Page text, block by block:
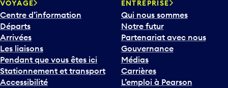
VOYAGE
Centre d’information
Départs
Arrivées
Les liaisons
Pendant que vous êtes ici
Stationnement et transport
Accessibilité
ENTREPRISE
Qui nous sommes
Notre futur
Partenariat avec nous
Gouvernance
Médias
Carrières
L’emploi à Pearson